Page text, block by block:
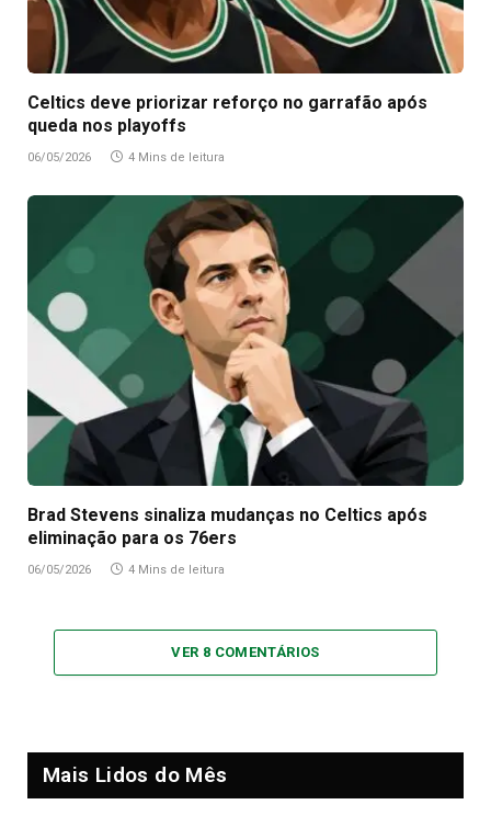
Celtics deve priorizar reforço no garrafão após
queda nos playoffs
06/05/2026 4 Mins de leitura
Brad Stevens sinaliza mudanças no Celtics após
eliminação para os 76ers
06/05/2026 4 Mins de leitura
VER 8 COMENTÁRIOS
Mais Lidos do Mês